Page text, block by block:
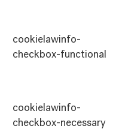
cookielawinfo-
checkbox-functional
cookielawinfo-
checkbox-necessary